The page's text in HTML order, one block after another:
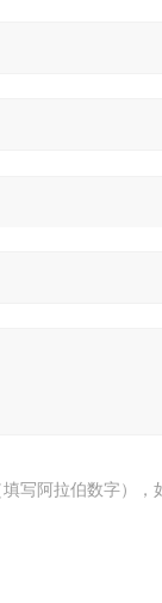
写阿拉伯数字），